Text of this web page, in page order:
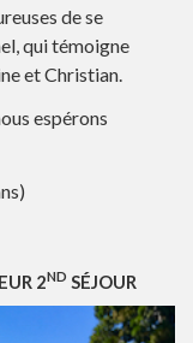
de se
qui témoigne
et Christian.
espérons
2ND SÉJOUR